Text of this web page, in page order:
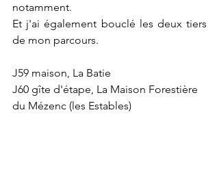
notamment.
Et j'ai également bouclé les deux tiers
de mon parcours.
J59 maison, La Batie
J60 gîte d'étape, La Maison Forestière
du Mézenc (les Estables)